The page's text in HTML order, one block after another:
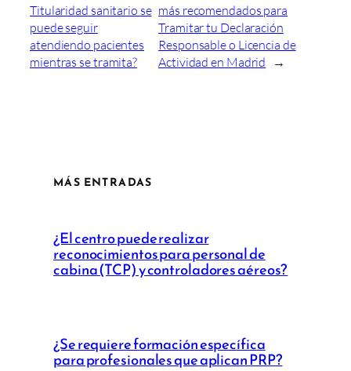
Titularidad sanitario se
puede seguir
atendiendo pacientes
mientras se tramita?
más recomendados para
Tramitar tu Declaración
Responsable o Licencia de
Actividad en Madrid
→
MÁS ENTRADAS
¿El centro puede realizar
reconocimientos para personal de
cabina (TCP) y controladores aéreos?
¿Se requiere formación específica
para profesionales que aplican PRP?